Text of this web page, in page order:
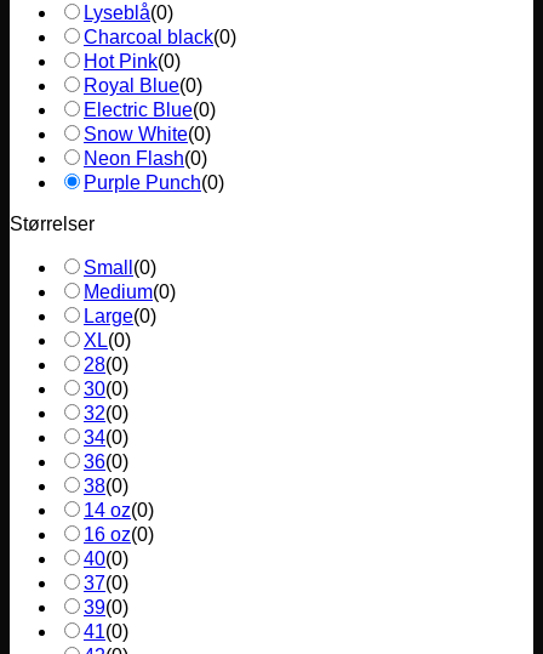
Lyseblå(0)
Charcoal black(0)
Hot Pink(0)
Royal Blue(0)
Electric Blue(0)
Snow White(0)
Neon Flash(0)
Purple Punch(0)
Størrelser
Small (0)
Medium(0)
Large(0)
XL(0)
28(0)
30(0)
32(0)
34(0)
36(0)
38(0)
14 oz(0)
16 oz(0)
40(0)
37(0)
39(0)
41(0)